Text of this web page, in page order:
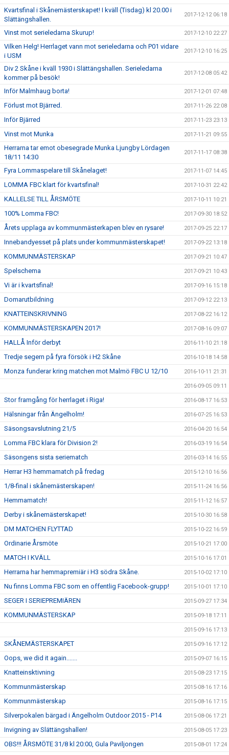
Kvartsfinal i Skånemästerskapet! I kväll (Tisdag) kl 20.00 i
Slättängshallen.
2017-12-12 06:18
Vinst mot serieledarna Skurup! 2017-12-10 22:27
Vilken Helg! Herrlaget vann mot serieledarna och P01 vidare
i USM
2017-12-10 16:25
Div 2 Skåne i kväll 1930 i Slättängshallen. Serieledarna
kommer på besök!
2017-12-08 05:42
Inför Malmhaug borta! 2017-12-01 07:48
Förlust mot Bjärred. 2017-11-26 22:08
Inför Bjärred 2017-11-23 23:13
Vinst mot Munka 2017-11-21 09:55
Herrarna tar emot obesegrade Munka Ljungby Lördagen
18/11 14:30
2017-11-17 08:38
Fyra Lommaspelare till Skånelaget! 2017-11-07 14:45
LOMMA FBC klart för kvartsfinal! 2017-10-31 22:42
KALLELSE TILL ÅRSMÖTE 2017-10-11 10:21
100% Lomma FBC! 2017-09-30 18:52
Årets upplaga av kommunmästerkapen blev en rysare! 2017-09-25 22:17
Innebandyesset på plats under kommunmästerskapet! 2017-09-22 13:18
KOMMUNMÄSTERSKAP 2017-09-21 10:47
Spelschema 2017-09-21 10:43
Vi är i kvartsfinal! 2017-09-16 15:18
Domarutbildning 2017-09-12 22:13
KNATTEINSKRIVNING 2017-08-22 16:12
KOMMUNMÄSTERSKAPEN 2017! 2017-08-16 09:07
HALLÅ Inför derbyt 2016-11-10 21:18
Tredje segern på fyra försök i H2 Skåne 2016-10-18 14:58
Monza funderar kring matchen mot Malmö FBC U 12/10 2016-10-11 21:31
2016-09-05 09:11
Stor framgång för herrlaget i Riga! 2016-08-17 16:53
Hälsningar från Ängelholm! 2016-07-25 16:53
Säsongsavslutning 21/5 2016-04-20 16:54
Lomma FBC klara för Division 2! 2016-03-19 16:54
Säsongens sista seriematch 2016-03-14 16:55
Herrar H3 hemmamatch på fredag 2015-12-10 16:56
1/8-final i skånemästerskapen! 2015-11-24 16:56
Hemmamatch! 2015-11-12 16:57
Derby i skånemästerskapet! 2015-10-30 16:58
DM MATCHEN FLYTTAD 2015-10-22 16:59
Ordinarie Årsmöte 2015-10-21 17:00
MATCH I KVÄLL 2015-10-16 17:01
Herrarna har hemmapremiär i H3 södra Skåne. 2015-10-02 17:10
Nu finns Lomma FBC som en offentlig Facebook-grupp! 2015-10-01 17:10
SEGER I SERIEPREMIÄREN 2015-09-27 17:34
KOMMUNMÄSTERSKAP 2015-09-18 17:11
2015-09-16 17:13
SKÅNEMÄSTERSKAPET 2015-09-16 17:12
Oops, we did it again....... 2015-09-07 16:15
Knatteinsktivning 2015-08-23 17:15
Kommunmästerskap 2015-08-16 17:16
Kommunmästerskap 2015-08-16 17:15
Silverpokalen bärgad i Ängelholm Outdoor 2015 - P14 2015-08-06 17:21
Invigning av Slättängshallen! 2015-08-05 17:23
OBS!!! ÅRSMÖTE 31/8 kl 20:00, Gula Paviljongen 2015-08-01 17:24